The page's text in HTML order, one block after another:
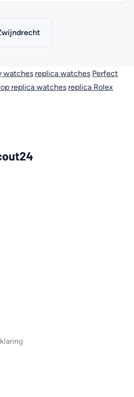
watches replica watches Perfect
replica watches replica Rolex